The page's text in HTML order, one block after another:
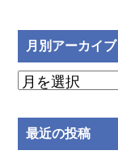
月別アーカイブ
月
ア
ー
最近の投稿